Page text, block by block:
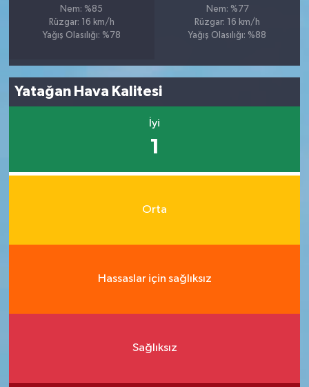
Nem: %85
Rüzgar: 16 km/h
Yağış Olasılığı: %78
Nem: %77
Rüzgar: 16 km/h
Yağış Olasılığı: %88
Yatağan Hava Kalitesi
İyi
1
Orta
Hassaslar için sağlıksız
Sağlıksız